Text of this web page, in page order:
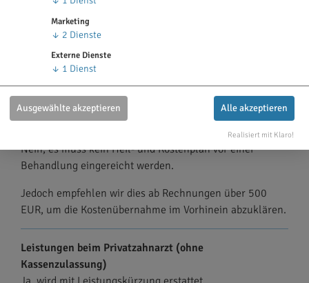
Versicherungsbeginn (z.B. 01.01. oder 01.12.) am 31.12.
des aktuellen Jahres.
So wird geleistet
gerechnet.
Nein, es muss kein Heil- und Kostenplan vor einer
Behandlung eingereicht werden.
Jedoch empfehlen wir dies ab Rechnungen über 500
EUR, um die Kostenübernahme im Vorhinein abzuklären.
Leistungen beim Privatzahnarzt (ohne
Kassenzulassung)
Marketing
↓ 2 Dienste
Externe Dienste
↓ 1 Dienst
Ausgewählte akzeptieren Alle akzeptieren
Realisiert mit Klaro!